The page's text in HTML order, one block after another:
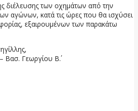
διέλευσης των οχημάτων από την
αγώνων, κατά τις ώρες που θα ισχύσει
εξαιρουμένων των παρακάτω
Γεωργίου Β΄.